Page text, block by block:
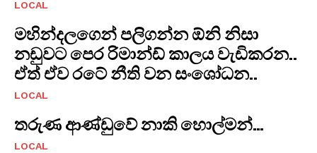
LOCAL
මහින්දලගෙන් පලිගන්න ඕනි නිසා
නඩුවට පෙර රිමාන්ඩ් කාලය වැඩිකරන..
ඒත් ඒව රටේ නීති වන සංශෝධන..
LOCAL
තරුණ ආණ්ඩුවේ නාකි හොල්මන්…
LOCAL